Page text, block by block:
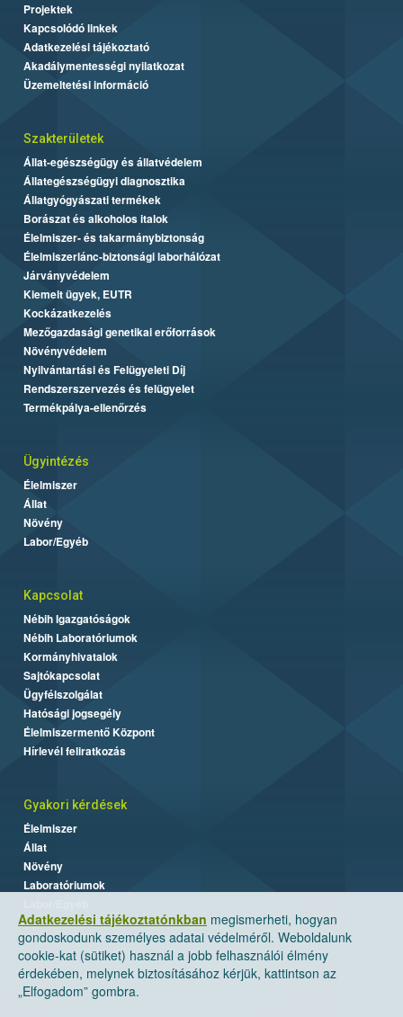
Adatkezelési tájékoztatónkban megismerheti, hogyan
gondoskodunk személyes adatai védelméről. Weboldalunk
cookie-kat (sütiket) használ a jobb felhasználói élmény
érdekében, melynek biztosításához kérjük, kattintson az
„Elfogadom” gombra.
Projektek
Kapcsolódó linkek
Adatkezelési tájékoztató
Akadálymentességi nyilatkozat
Üzemeltetési információ
Szakterületek
Állat-egészségügy és állatvédelem
Állategészségügyi diagnosztika
Állatgyógyászati termékek
Borászat és alkoholos italok
Élelmiszer- és takarmánybiztonság
Élelmiszerlánc-biztonsági laborhálózat
Járványvédelem
Kiemelt ügyek, EUTR
Kockázatkezelés
Mezőgazdasági genetikai erőforrások
Növényvédelem
Nyilvántartási és Felügyeleti Díj
Rendszerszervezés és felügyelet
Termékpálya-ellenőrzés
Ügyintézés
Élelmiszer
Állat
Növény
Labor/Egyéb
Kapcsolat
Nébih Igazgatóságok
Nébih Laboratóriumok
Kormányhivatalok
Sajtókapcsolat
Ügyfélszolgálat
Hatósági jogsegély
Élelmiszermentő Központ
Hírlevél feliratkozás
Gyakori kérdések
Élelmiszer
Állat
Növény
Laboratóriumok